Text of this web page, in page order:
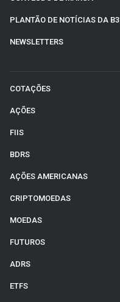
PLANTÃO DE NOTÍCIAS DA B3
NEWSLETTERS
COTAÇÕES
AÇÕES
FIIS
BDRS
AÇÕES AMERICANAS
CRIPTOMOEDAS
MOEDAS
FUTUROS
ADRS
ETFS